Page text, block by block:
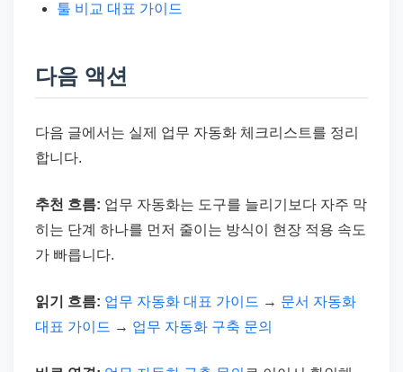
툴 비교 대표 가이드
다음 액션
다음 글에서는 실제 업무 자동화 체크리스트를 정리
합니다.
추천 흐름: 업무 자동화는 도구를 늘리기보다 자주 막
히는 단계 하나를 먼저 줄이는 방식이 현장 적용 속도
가 빠릅니다.
읽기 흐름: 업무 자동화 대표 가이드 → 문서 자동화
대표 가이드 → 업무 자동화 구축 문의